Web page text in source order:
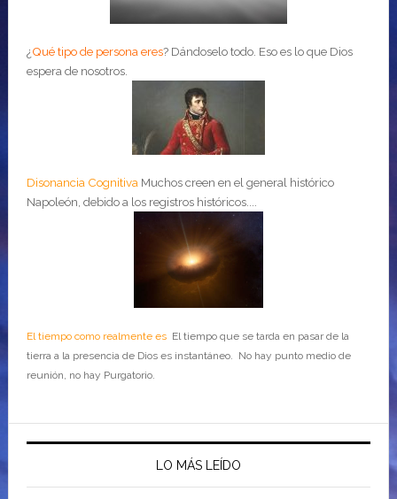
¿Qué tipo de persona eres? Dándoselo todo. Eso es lo que Dios
espera de nosotros.
Disonancia Cognitiva Muchos creen en el general histórico
Napoleón, debido a los registros históricos....
El tiempo como realmente esEl tiempo que se tarda en pasar de la
tierra a la presencia de Dios es instantáneo. No hay punto medio de
reunión, no hay Purgatorio.
LO MÁS LEÍDO